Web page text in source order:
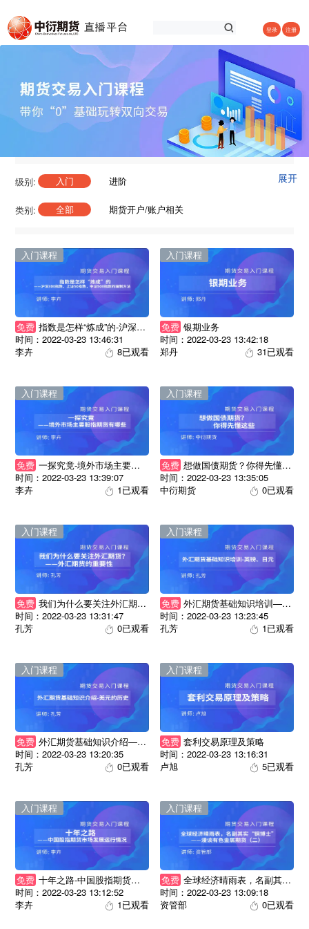
登录 注册
级别: 入门 进阶
类别: 全部
期货开户/账户相关
品种分析逻辑/框架
交易策略
交易技巧
套利交易
风控专题
技术分析
产业链
国债专题
展开
入门课程
免费 指数是怎样“炼成”的-沪深300指数，上证50指数，中证500指数的编制方法
时间：2022-03-23 13:46:31
李卉
8已观看
入门课程
免费 银期业务
时间：2022-03-23 13:42:18
郑丹
31已观看
入门课程
免费 一探究竟-境外市场主要股指期货有哪些
时间：2022-03-23 13:39:07
李卉
1已观看
入门课程
免费 想做国债期货？你得先懂这些
时间：2022-03-23 13:35:05
中衍期货
0已观看
入门课程
免费 我们为什么要关注外汇期货？-外汇期货的重要性
时间：2022-03-23 13:31:47
孔芳
0已观看
入门课程
免费 外汇期货基础知识培训——英镑、日元
时间：2022-03-23 13:23:45
孔芳
1已观看
入门课程
免费 外汇期货基础知识介绍——美元的历史
时间：2022-03-23 13:20:35
孔芳
0已观看
入门课程
免费 套利交易原理及策略
时间：2022-03-23 13:16:31
卢旭
5已观看
入门课程
免费 十年之路-中国股指期货市场发展运行情况
时间：2022-03-23 13:12:52
李卉
1已观看
入门课程
免费 全球经济晴雨表，名副其实“铜博士”-漫谈有色金属期货（二）
时间：2022-03-23 13:09:18
资管部
0已观看